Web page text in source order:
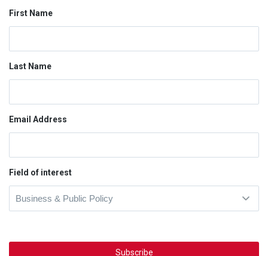
First Name
Last Name
Email Address
Field of interest